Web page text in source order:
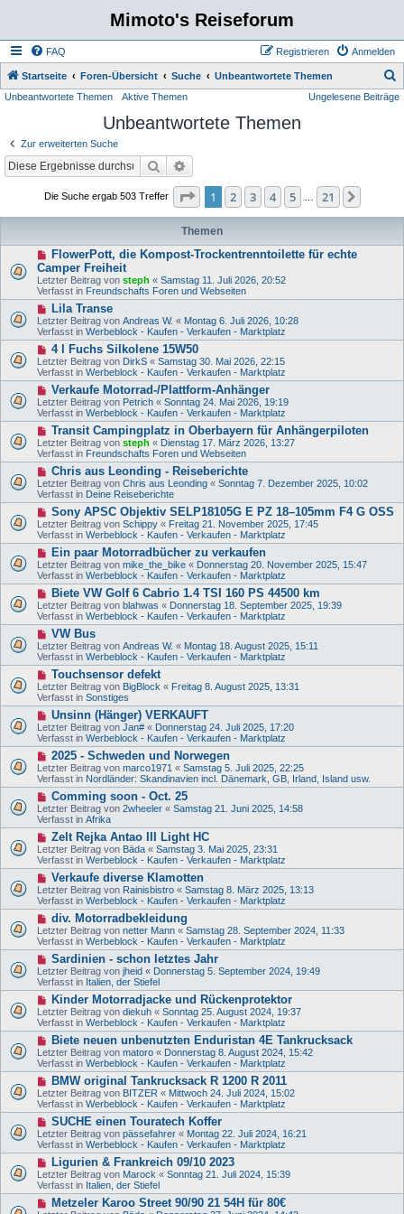
Mimoto's Reiseforum
FAQ Anmelden
Registrieren
Startseite Foren-Übersicht Suche Unbeantwortete Themen
u
Unbeantwortete Themen Aktive Themen Ungelesene Beiträge
Unbeantwortete Themen
Zur erweiterten Suche
Suche
Die Suche ergab 503 Treffer Seite 1von 21
1 2 3 4 5 21
Themen
N
u
e
r
B
e
i
t
a
g
FlowerPott, die Kompost-Trockentrenntoilette für echte
Camper Freiheit
Letzter Beitrag von steph « Samstag 11. Juli 2026, 20:52
Verfasst in Freundschafts Foren und Webseiten
N
e
u
e
B
e
i
r
a
g
Lila Transe
Letzter Beitrag von Andreas W. « Montag 6. Juli 2026, 10:28
Verfasst in Werbeblock - Kaufen - Verkaufen - Marktplatz
N
e
u
e
B
e
i
r
a
g
4 l Fuchs Silkolene 15W50
Letzter Beitrag von DirkS « Samstag 30. Mai 2026, 22:15
Verfasst in Werbeblock - Kaufen - Verkaufen - Marktplatz
N
e
u
e
B
e
i
r
a
g
Verkaufe Motorrad-/Plattform-Anhänger
Letzter Beitrag von Petrich « Sonntag 24. Mai 2026, 19:19
Verfasst in Werbeblock - Kaufen - Verkaufen - Marktplatz
N
e
u
e
B
e
i
r
a
g
Transit Campingplatz in Oberbayern für Anhängerpiloten
Letzter Beitrag von steph « Dienstag 17. März 2026, 13:27
Verfasst in Freundschafts Foren und Webseiten
N
e
u
e
B
e
i
r
a
g
Chris aus Leonding - Reiseberichte
Letzter Beitrag von Chris aus Leonding « Sonntag 7. Dezember 2025, 10:02
Verfasst in Deine Reiseberichte
N
e
u
e
B
e
i
r
a
g
Sony APSC Objektiv SELP18105G E PZ 18–105mm F4 G OSS
Letzter Beitrag von Schippy « Freitag 21. November 2025, 17:45
Verfasst in Werbeblock - Kaufen - Verkaufen - Marktplatz
N
e
u
e
B
e
i
r
a
g
Ein paar Motorradbücher zu verkaufen
Letzter Beitrag von mike_the_bike « Donnerstag 20. November 2025, 15:47
Verfasst in Werbeblock - Kaufen - Verkaufen - Marktplatz
N
e
u
e
B
e
i
r
a
g
Biete VW Golf 6 Cabrio 1.4 TSI 160 PS 44500 km
Letzter Beitrag von blahwas « Donnerstag 18. September 2025, 19:39
Verfasst in Werbeblock - Kaufen - Verkaufen - Marktplatz
N
e
u
e
B
e
i
r
a
g
VW Bus
Letzter Beitrag von Andreas W. « Montag 18. August 2025, 15:11
Verfasst in Werbeblock - Kaufen - Verkaufen - Marktplatz
N
e
u
e
B
e
i
r
a
g
Touchsensor defekt
Letzter Beitrag von BigBlock « Freitag 8. August 2025, 13:31
Verfasst in Sonstiges
N
e
u
e
B
e
i
r
a
g
Unsinn (Hänger) VERKAUFT
Letzter Beitrag von Jan# « Donnerstag 24. Juli 2025, 17:20
Verfasst in Werbeblock - Kaufen - Verkaufen - Marktplatz
N
e
u
e
B
e
i
r
a
g
2025 - Schweden und Norwegen
Letzter Beitrag von marco1971 « Samstag 5. Juli 2025, 22:25
Verfasst in Nordländer: Skandinavien incl. Dänemark, GB, Irland, Island usw.
N
e
u
e
B
e
i
r
a
g
Comming soon - Oct. 25
Letzter Beitrag von 2wheeler « Samstag 21. Juni 2025, 14:58
Verfasst in Afrika
N
e
u
e
B
e
i
r
a
g
Zelt Rejka Antao III Light HC
Letzter Beitrag von Bäda « Samstag 3. Mai 2025, 23:31
Verfasst in Werbeblock - Kaufen - Verkaufen - Marktplatz
N
e
u
e
B
e
i
r
a
g
Verkaufe diverse Klamotten
Letzter Beitrag von Rainisbistro « Samstag 8. März 2025, 13:13
Verfasst in Werbeblock - Kaufen - Verkaufen - Marktplatz
N
e
u
e
B
e
i
r
a
g
div. Motorradbekleidung
Letzter Beitrag von netter Mann « Samstag 28. September 2024, 11:33
Verfasst in Werbeblock - Kaufen - Verkaufen - Marktplatz
N
e
u
e
B
e
i
r
a
g
Sardinien - schon letztes Jahr
Letzter Beitrag von jheid « Donnerstag 5. September 2024, 19:49
Verfasst in Italien, der Stiefel
N
e
u
e
B
e
i
r
a
g
Kinder Motorradjacke und Rückenprotektor
Letzter Beitrag von diekuh « Sonntag 25. August 2024, 19:37
Verfasst in Werbeblock - Kaufen - Verkaufen - Marktplatz
N
e
u
e
B
e
i
r
a
g
Biete neuen unbenutzten Enduristan 4E Tankrucksack
Letzter Beitrag von matoro « Donnerstag 8. August 2024, 15:42
Verfasst in Werbeblock - Kaufen - Verkaufen - Marktplatz
N
e
u
e
B
e
i
r
a
g
BMW original Tankrucksack R 1200 R 2011
Letzter Beitrag von BITZER « Mittwoch 24. Juli 2024, 15:02
Verfasst in Werbeblock - Kaufen - Verkaufen - Marktplatz
N
e
u
e
B
e
i
SUCHE einen Touratech Koffer
Letzter Beitrag von pässefahrer « Montag 22. Juli 2024, 16:21
Verfasst in Werbeblock - Kaufen - Verkaufen - Marktplatz
N
e
u
e
Ligurien & Frankreich 09/10 2023
Letzter Beitrag von Marock « Sonntag 21. Juli 2024, 15:39
Verfasst in Italien, der Stiefel
N
e
Metzeler Karoo Street 90/90 21 54H für 80€